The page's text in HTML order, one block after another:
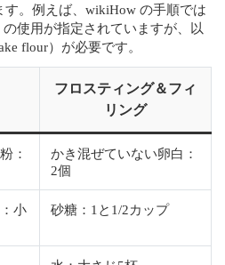
す。例えば、wikiHow の手順では
使用が指定されていますが、以
flour）が必要です。
フロスティング＆フィ
リング
：
かき混ぜていない卵白：
2個
小
砂糖：1と1/2カップ